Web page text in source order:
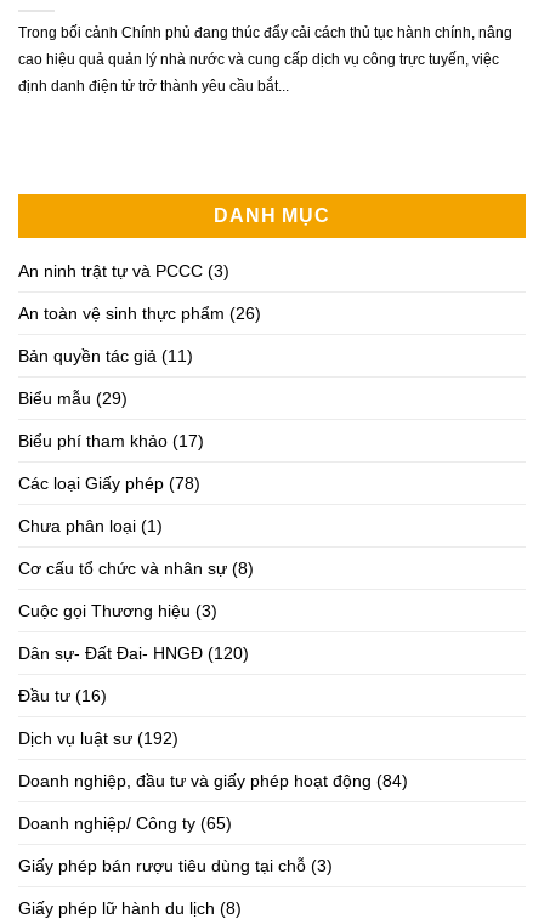
Trong bối cảnh Chính phủ đang thúc đẩy cải cách thủ tục hành chính, nâng
cao hiệu quả quản lý nhà nước và cung cấp dịch vụ công trực tuyến, việc
định danh điện tử trở thành yêu cầu bắt...
DANH MỤC
An ninh trật tự và PCCC (3)
An toàn vệ sinh thực phẩm (26)
Bản quyền tác giả (11)
Biểu mẫu (29)
Biểu phí tham khảo (17)
Các loại Giấy phép (78)
Chưa phân loại (1)
Cơ cấu tổ chức và nhân sự (8)
Cuộc gọi Thương hiệu (3)
Dân sự- Đất Đai- HNGĐ (120)
Đầu tư (16)
Dịch vụ luật sư (192)
Doanh nghiệp, đầu tư và giấy phép hoạt động (84)
Doanh nghiệp/ Công ty (65)
Giấy phép bán rượu tiêu dùng tại chỗ (3)
Giấy phép lữ hành du lịch (8)